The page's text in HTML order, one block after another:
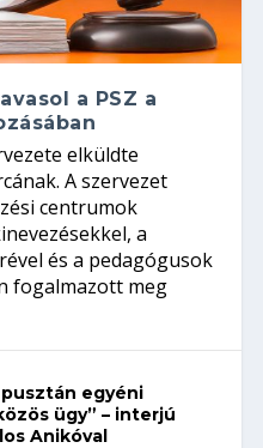
a PSZ a
elküldte
A szervezet
centrumok
a
és a pedagógusok
fogalmazott meg
egyéni
ügy” – interjú
Anikóval